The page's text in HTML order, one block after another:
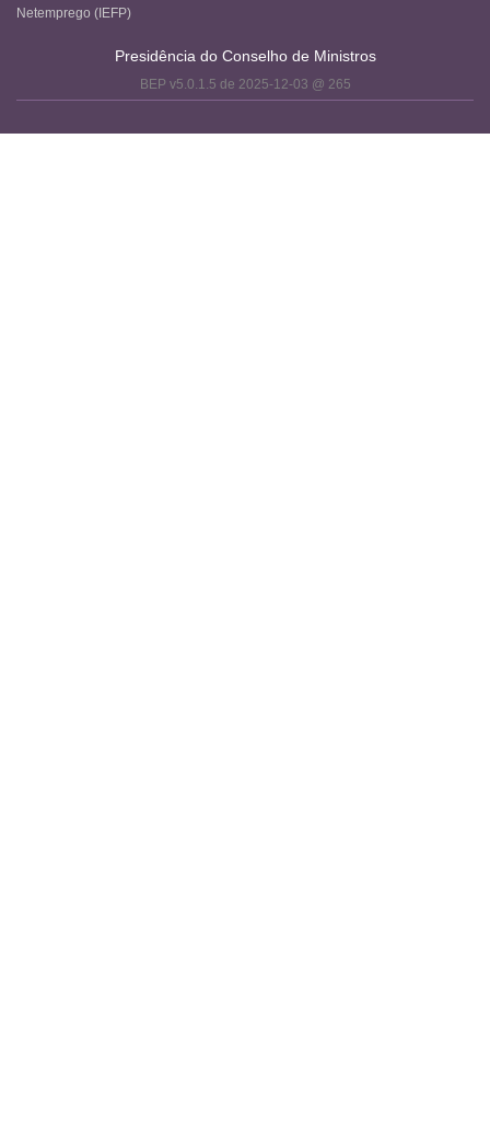
Netemprego (IEFP)
Presidência do Conselho de Ministros
BEP v5.0.1.5 de 2025-12-03 @ 265